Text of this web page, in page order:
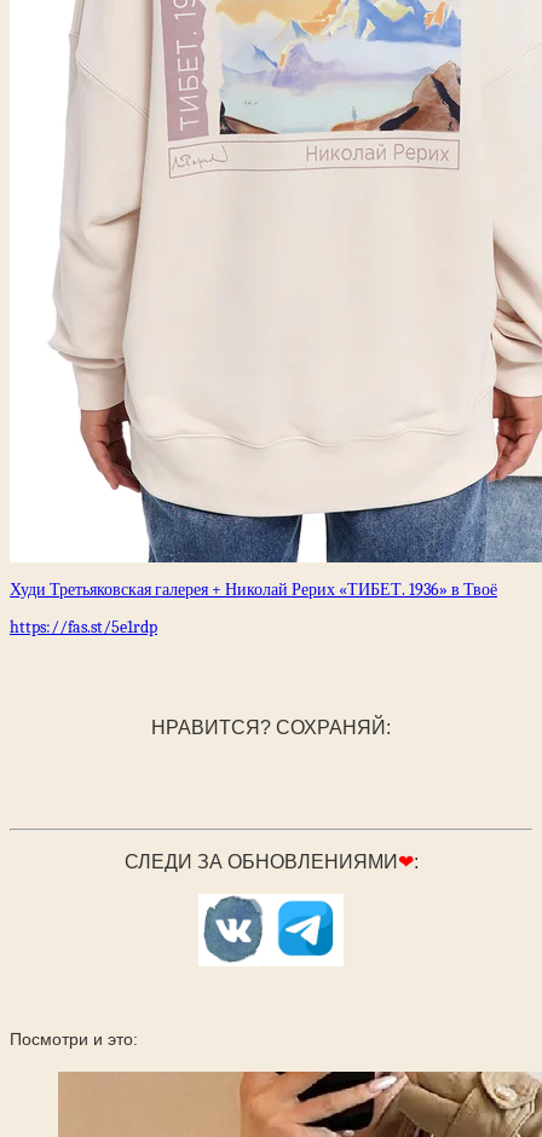
Худи Третьяковская галерея + Николай Рерих «ТИБЕТ. 1936» в Твоё
https://fas.st/5e1rdp
НРАВИТСЯ? СОХРАНЯЙ:
СЛЕДИ ЗА ОБНОВЛЕНИЯМИ ❤:
Посмотри и это: